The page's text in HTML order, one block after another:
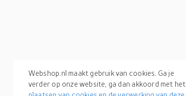
Webshop.nl maakt gebruik van cookies. Ga je
verder op onze website, ga dan akkoord met het